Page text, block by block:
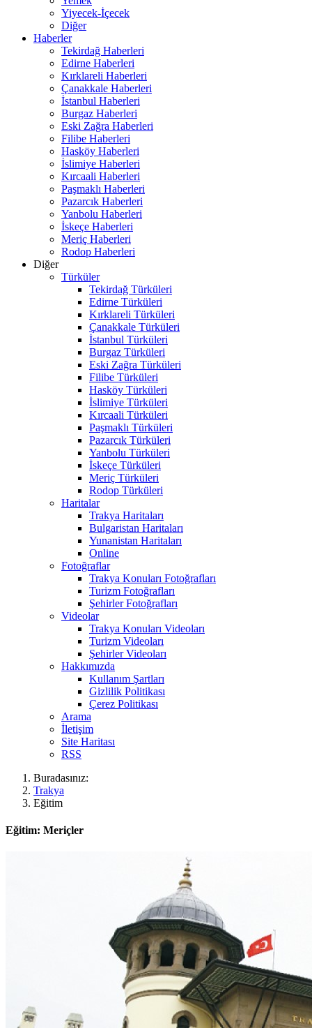
Yiyecek-İçecek
Diğer
Haberler
Tekirdağ Haberleri
Edirne Haberleri
Kırklareli Haberleri
Çanakkale Haberleri
İstanbul Haberleri
Burgaz Haberleri
Eski Zağra Haberleri
Filibe Haberleri
Hasköy Haberleri
İslimiye Haberleri
Kırcaali Haberleri
Paşmaklı Haberleri
Pazarcık Haberleri
Yanbolu Haberleri
İskeçe Haberleri
Meriç Haberleri
Rodop Haberleri
Diğer
Türküler
Tekirdağ Türküleri
Edirne Türküleri
Kırklareli Türküleri
Çanakkale Türküleri
İstanbul Türküleri
Burgaz Türküleri
Eski Zağra Türküleri
Filibe Türküleri
Hasköy Türküleri
İslimiye Türküleri
Kırcaali Türküleri
Paşmaklı Türküleri
Pazarcık Türküleri
Yanbolu Türküleri
İskeçe Türküleri
Meriç Türküleri
Rodop Türküleri
Haritalar
Trakya Haritaları
Bulgaristan Haritaları
Yunanistan Haritaları
Online
Fotoğraflar
Trakya Konuları Fotoğrafları
Turizm Fotoğrafları
Şehirler Fotoğrafları
Videolar
Trakya Konuları Videoları
Turizm Videoları
Şehirler Videoları
Hakkımızda
Kullanım Şartları
Gizlilik Politikası
Çerez Politikası
Arama
İletişim
Site Haritası
RSS
Buradasınız:
Trakya
Eğitim
Eğitim: Meriçler